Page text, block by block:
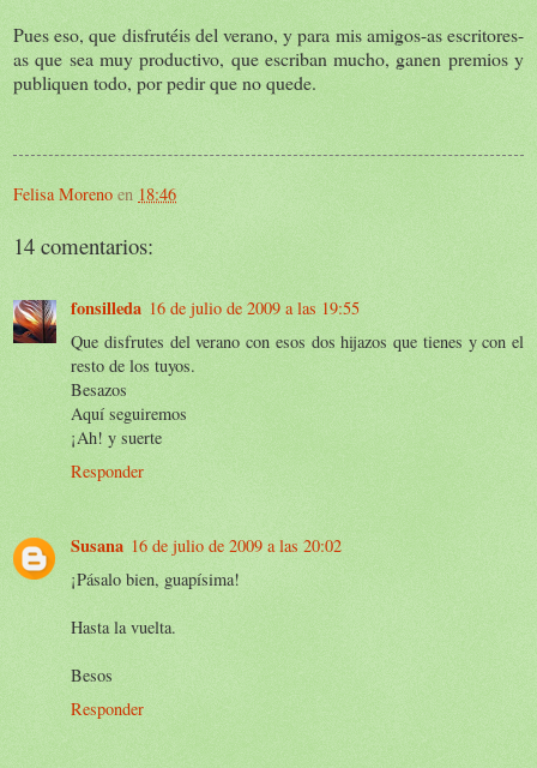
Pues eso, que disfrutéis del verano, y para mis amigos-as escritores-
as que sea muy productivo, que escriban mucho, ganen premios y
publiquen todo, por pedir que no quede.
Felisa Moreno en 18:46
14 comentarios:
fonsilleda 16 de julio de 2009 a las 19:55
Que disfrutes del verano con esos dos hijazos que tienes y con el
resto de los tuyos.
Besazos
Aquí seguiremos
¡Ah! y suerte
Responder
Susana 16 de julio de 2009 a las 20:02
¡Pásalo bien, guapísima!
Hasta la vuelta.
Besos
Responder